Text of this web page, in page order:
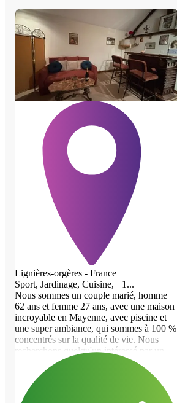
Lignières-orgères - France
Sport, Jardinage, Cuisine, +1...
Nous sommes un couple marié, homme
62 ans et femme 27 ans, avec une maison
incroyable en Mayenne, avec piscine et
une super ambiance, qui sommes à 100 %
concentrés sur la qualité de vie. Nous
recherchons quelqu'un intéressé par un
nouveau chapitre de vie avec nous,
passionné par le fait de profiter de chaque
moment que la vie a à offrir. Nos objectifs
sont de nous concentrer sur la santé, la